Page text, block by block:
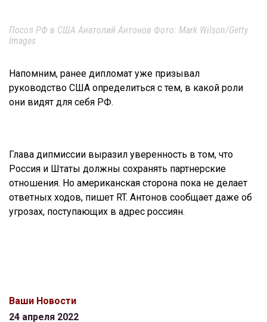
Посол РФ в США Анатолий Антонов Фото: Mark Wilson/Getty
Images
Напомним, ранее дипломат уже призывал
руководство США определиться с тем, в какой роли
они видят для себя РФ.
Глава дипмиссии выразил уверенность в том, что
Россия и Штаты должны сохранять партнерские
отношения. Но американская сторона пока не делает
ответных ходов, пишет RT. Антонов сообщает даже об
угрозах, поступающих в адрес россиян.
Ваши Новости
24 апреля 2022